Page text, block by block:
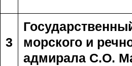
3
морского и
адмирала С.О.